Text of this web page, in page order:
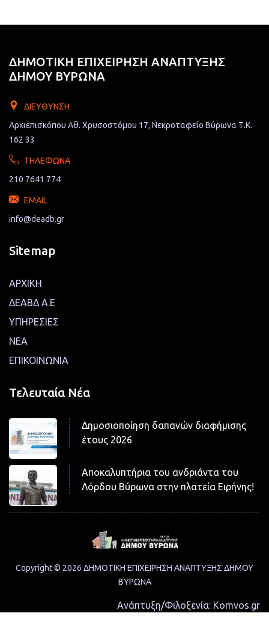
ΔΗΜΟΤΙΚΗ ΕΠΙΧΕΙΡΗΣΗ ΑΝΑΠΤΥΞΗΣ
ΔΗΜΟΥ ΒΥΡΩΝΑ
ΔΙΕΎΘΥΝΣΗ
Αρχιεπισκόπου Αθ. Χρυσοστόμου 17, Νεκροταφείο Βύρωνα Τ.Κ.
162 33
ΤΗΛΈΦΩΝΑ
210 7641 774
EMAIL
info@deadb.gr
Sitemap
ΑΡΧΙΚΗ
ΔΕΑΒΔ Α.Ε
ΥΠΗΡΕΣΙΕΣ
ΝΕΑ
ΕΠΙΚΟΙΝΩΝΙΑ
Τελευταία Νέα
Δημοσιοποίηση δαπανών διαφήμισης
έτους 2026
Αποκαλυπτήρια του ανδριάντα του
Λόρδου Βύρωνα στην πλατεία Ειρήνης!
Copyright © 2026 ΔΗΜΟΤΙΚΗ ΕΠΙΧΕΙΡΗΣΗ ΑΝΑΠΤΥΞΗΣ ΔΗΜΟΥ
ΒΥΡΩΝΑ
Ανάπτυξη/Φιλοξενία: Komvos.gr